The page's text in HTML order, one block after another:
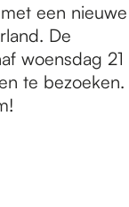
een nieuwe
De
woensdag 21
te bezoeken.